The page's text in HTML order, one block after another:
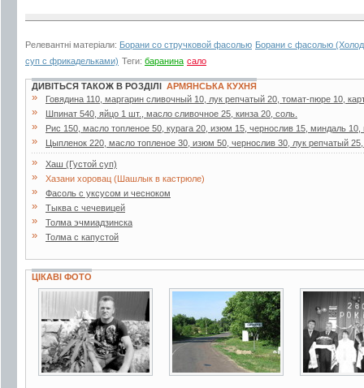
Релевантні матеріали: Борани со стручковой фасолью Борани с фасолью
суп с фрикадельками) Теги: баранина сало
ДИВІТЬСЯ ТАКОЖ В РОЗДІЛІ АРМЯНСЬКА КУХНЯ
» Говядина 110, маргарин сливочный 10, лук репчатый 20, томат-пюре 10,
» Шпинат 540, яйцо 1 шт., масло сливочное 25, кинза 20, соль.
» Рис 150, масло топленое 50, курага 20, изюм 15, чернослив 15, миндаль 10,
» Цыпленок 220, масло топленое 30, изюм 50, чернослив 30, лук репчатый
» Хаш (Густой суп)
» Хазани хоровац (Шашлык в кастрюле)
» Фасоль с уксусом и чесноком
» Тыква с чечевицей
» Толма эчмиадзинска
» Толма с капустой
ЦІКАВІ ФОТО